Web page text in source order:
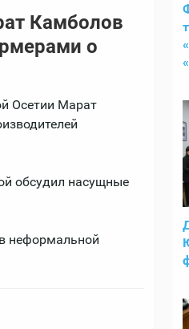
Камболов
о
Осетии Марат
обсудил насущные
неформальной